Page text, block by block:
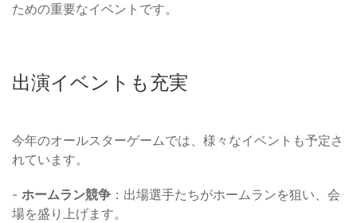
ための重要なイベントです。
出演イベントも充実
今年のオールスターゲームでは、様々なイベントも予定さ
れています。
- ホームラン競争 ：出場選手たちがホームランを狙い、会
場を盛り上げます。